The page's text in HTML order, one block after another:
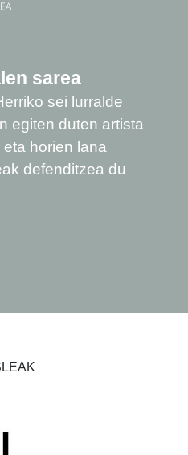
sarea
sei lurralde
egiten duten artista
horien lana
defenditzea du